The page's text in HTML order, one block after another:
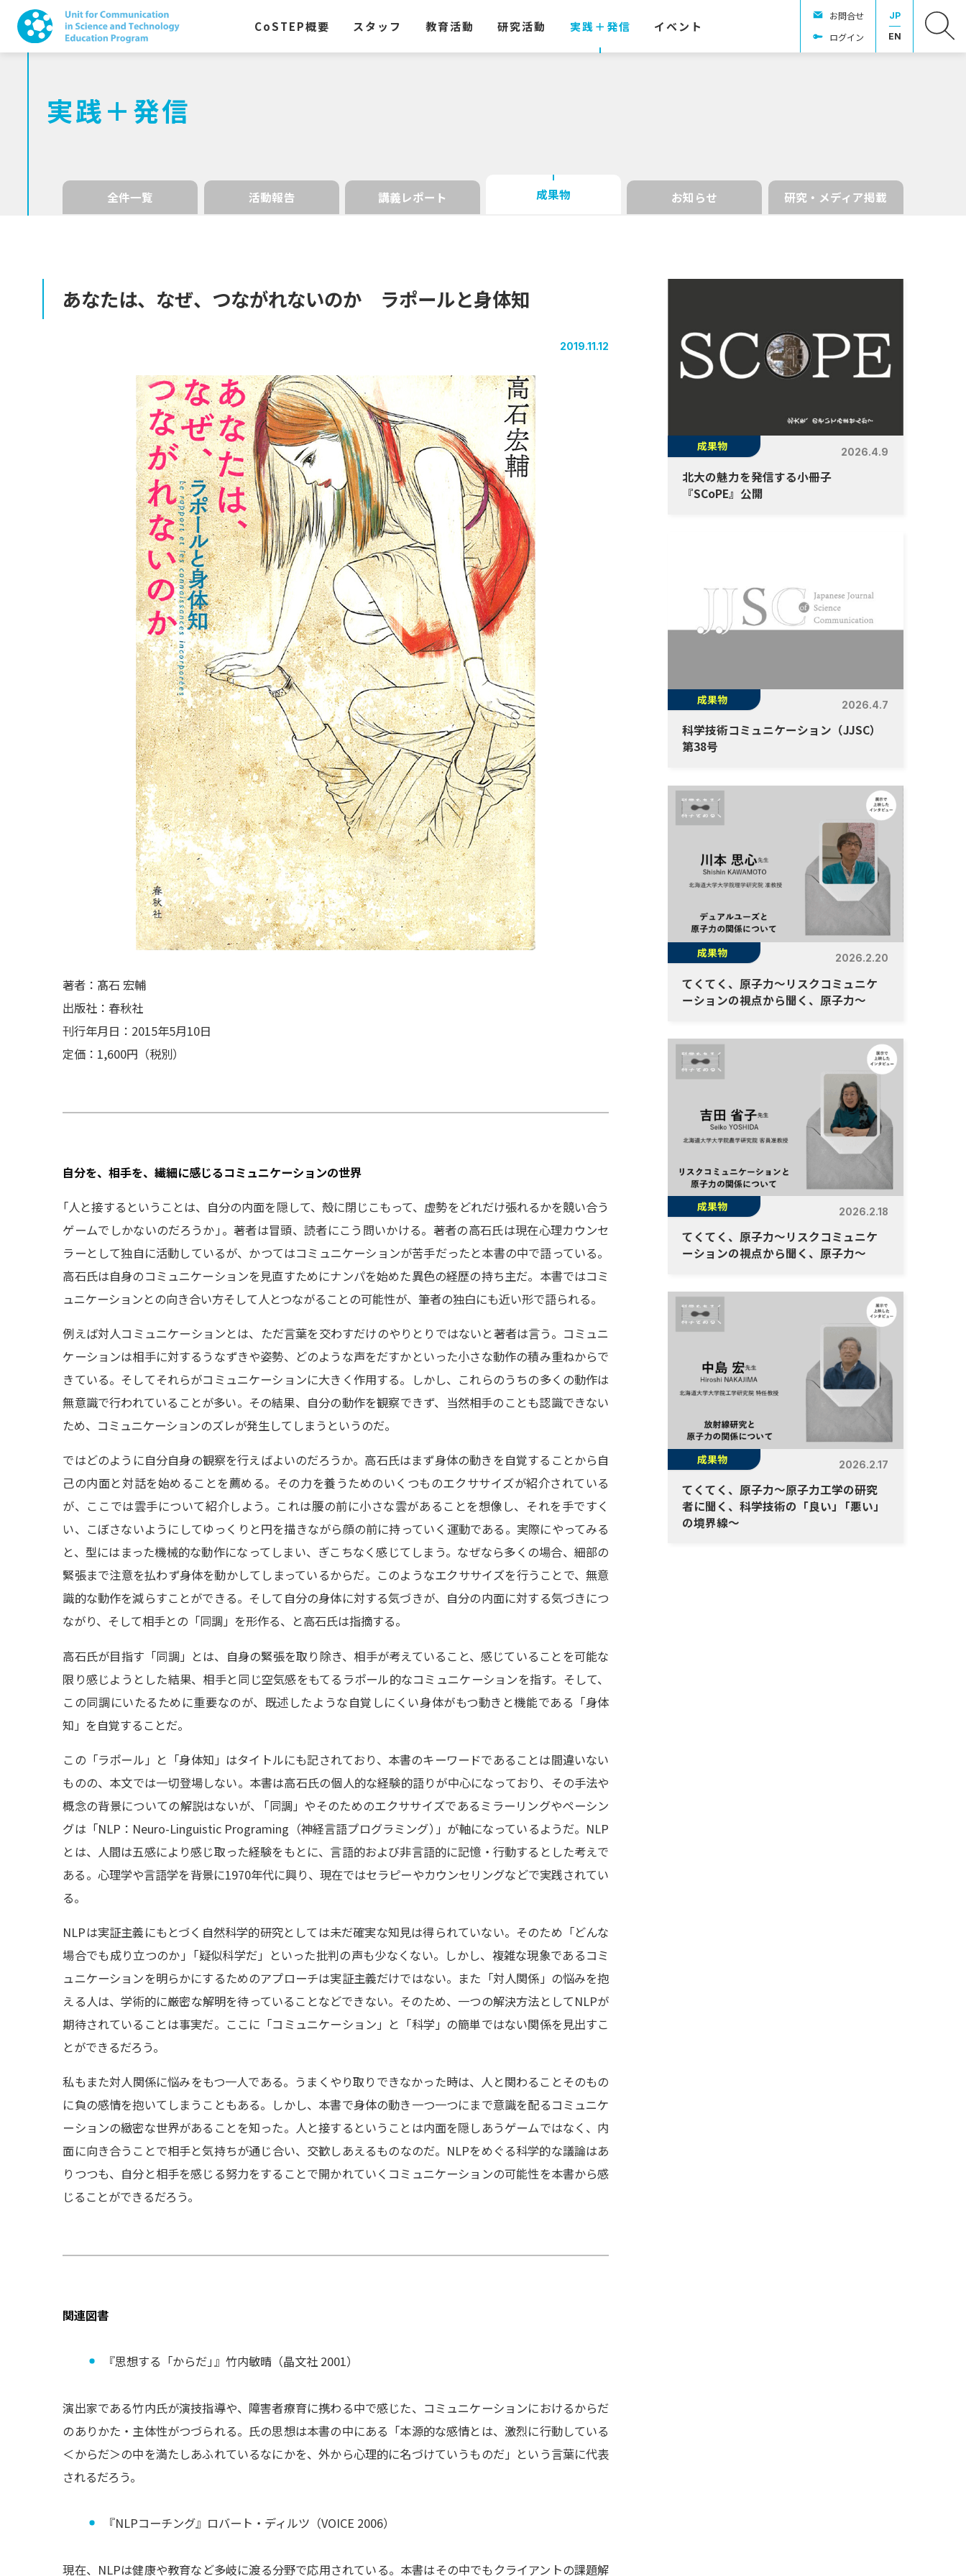
CoSTEP概要 スタッフ 教育活動 研究活動 実践＋発信 イベント
お問合せ
ログイン
JP
EN
実践＋発信
全件一覧 活動報告 講義レポート 成果物 お知らせ 研究・メディア掲載
あなたは、 なぜ、 つながれないのか ラポールと身体知
2019.11.12
著者：髙石 宏輔
出版社：春秋社
刊行年月日：2015年5月10日
定価：1,600円（税別）
自分を、相手を、繊細に感じるコミュニケーションの世界
「人と接するということは、自分の内面を隠して、殻に閉じこもって、虚勢をどれだけ張れるかを競い合う
ゲームでしかないのだろうか 」 。著者は冒頭、読者にこう問いかける。著者の高石氏は現在心理カウンセ
ラーとして独自に活動しているが、かつてはコミュニケーションが苦手だったと本書の中で語っている。
高石氏は自身のコミュニケーションを見直すためにナンパを始めた異色の経歴の持ち主だ。本書ではコミ
ュニケーションとの向き合い方そして人とつながることの可能性が、筆者の独白にも近い形で語られる。
例えば対人コミュニケーションとは、ただ言葉を交わすだけのやりとりではないと著者は言う。コミュニ
ケーションは相手に対するうなずきや姿勢、どのような声をだすかといった小さな動作の積み重ねからで
きている。そしてそれらがコミュニケーションに大きく作用する。しかし、これらのうちの多くの動作は
無意識で行われていることが多い。その結果、自分の動作を観察できず、当然相手のことも認識できない
ため、コミュニケーションのズレが発生してしまうというのだ。
ではどのように自分自身の観察を行えばよいのだろうか。高石氏はまず身体の動きを自覚することから自
己の内面と対話を始めることを薦める。その力を養うためのいくつものエクササイズが紹介されている
が、ここでは雲手について紹介しよう。これは腰の前に小さな雲があることを想像し、それを手ですく
い、こぼさないようにしてゆっくりと円を描きながら顔の前に持っていく運動である。実際にやってみる
と、型にはまった機械的な動作になってしまい、ぎこちなく感じてしまう。なぜなら多くの場合、細部の
緊張まで注意を払わず身体を動かしてしまっているからだ。このようなエクササイズを行うことで、無意
識的な動作を減らすことができる。そして自分の身体に対する気づきが、自分の内面に対する気づきにつ
ながり、そして相手との「同調」を形作る、と高石氏は指摘する。
高石氏が目指す「同調」とは、自身の緊張を取り除き、相手が考えていること、感じていることを可能な
限り感じようとした結果、相手と同じ空気感をもてるラポール的なコミュニケーションを指す。そして、
この同調にいたるために重要なのが、既述したような自覚しにくい身体がもつ動きと機能である「身体
知」を自覚することだ。
この「ラポール」と「身体知」はタイトルにも記されており、本書のキーワードであることは間違いない
ものの、本文では一切登場しない。本書は高石氏の個人的な経験的語りが中心になっており、その手法や
概念の背景についての解説はないが、
「同調」やそのためのエクササイズであるミラーリングやペーシン
グは「NLP：Neuro-Linguistic Programing（神経言語プログラミング） 」が軸になっているようだ。NLP
とは、人間は五感により感じ取った経験をもとに、言語的および非言語的に記憶・行動するとした考えで
ある。心理学や言語学を背景に1970年代に興り、現在ではセラピーやカウンセリングなどで実践されてい
る。
NLPは実証主義にもとづく自然科学的研究としては未だ確実な知見は得られていない。そのため「どんな
場合でも成り立つのか 」 「疑似科学だ」といった批判の声も少なくない。しかし、複雑な現象であるコミ
ュニケーションを明らかにするためのアプローチは実証主義だけではない。また「対人関係」の悩みを抱
える人は、学術的に厳密な解明を待っていることなどできない。そのため、一つの解決方法としてNLPが
期待されていることは事実だ。ここに「コミュニケーション」と「科学」の簡単ではない関係を見出すこ
とができるだろう。
私もまた対人関係に悩みをもつ一人である。うまくやり取りできなかった時は、人と関わることそのもの
に負の感情を抱いてしまうこともある。しかし、本書で身体の動き一つ一つにまで意識を配るコミュニケ
ーションの緻密な世界があることを知った。人と接するということは内面を隠しあうゲームではなく、内
面に向き合うことで相手と気持ちが通じ合い、交歓しあえるものなのだ。NLPをめぐる科学的な議論はあ
りつつも、自分と相手を感じる努力をすることで開かれていくコミュニケーションの可能性を本書から感
じることができるだろう。
関連図書
『思想する「からだ」』竹内敏晴（晶文社 2001）
演出家である竹内氏が演技指導や、障害者療育に携わる中で感じた、コミュニケーションにおけるからだ
のありかた・主体性がつづられる。氏の思想は本書の中にある「本源的な感情とは、激烈に行動している
＜からだ＞の中を満たしあふれているなにかを、外から心理的に名づけていうものだ」という言葉に代表
されるだろう。
『NLPコーチング』ロバート・ディルツ（VOICE 2006）
現在、NLPは健康や教育など多岐に渡る分野で応用されている。本書はその中でもクライアントの課題解
成果物 2026.4.9
北大の魅力を発信する小冊子
『SCoPE』公開
成果物 2026.4.7
科学技術コミュニケーション（JJSC）
第38号
成果物 2026.2.20
てくてく、原子力～リスクコミュニケ
ーションの視点から聞く、原子力～
成果物 2026.2.18
てくてく、原子力～リスクコミュニケ
ーションの視点から聞く、原子力～
成果物 2026.2.17
てくてく、原子力～原子力工学の研究
者に聞く、科学技術の「良い」
「悪い」
の境界線～